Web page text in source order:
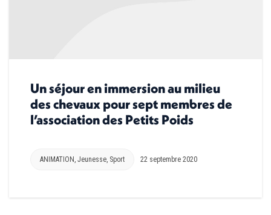
Un séjour en immersion au milieu
des chevaux pour sept membres de
l’association des Petits Poids
ANIMATION Jeunesse Sport 22 septembre 2020